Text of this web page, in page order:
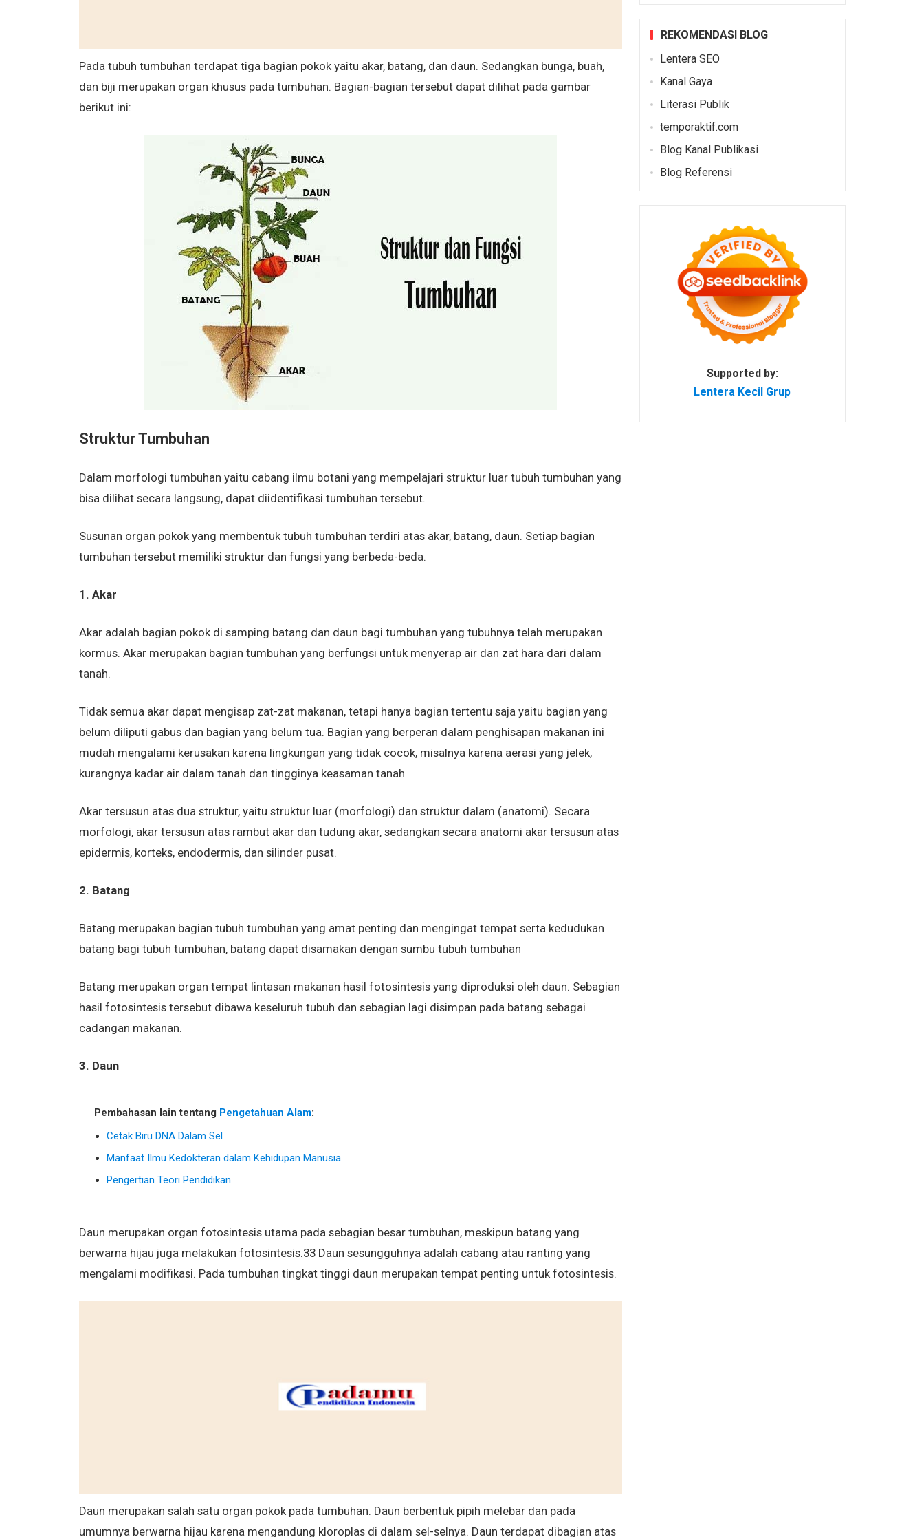
Pada tubuh tumbuhan terdapat tiga bagian pokok yaitu akar, batang, dan daun. Sedangkan bunga, buah,
dan biji merupakan organ khusus pada tumbuhan. Bagian-bagian tersebut dapat dilihat pada gambar
berikut ini:
Struktur Tumbuhan
Dalam morfologi tumbuhan yaitu cabang ilmu botani yang mempelajari struktur luar tubuh tumbuhan yang
bisa dilihat secara langsung, dapat diidentifikasi tumbuhan tersebut.
Susunan organ pokok yang membentuk tubuh tumbuhan terdiri atas akar, batang, daun. Setiap bagian
tumbuhan tersebut memiliki struktur dan fungsi yang berbeda-beda.
1. Akar
Akar adalah bagian pokok di samping batang dan daun bagi tumbuhan yang tubuhnya telah merupakan
kormus. Akar merupakan bagian tumbuhan yang berfungsi untuk menyerap air dan zat hara dari dalam
tanah.
Tidak semua akar dapat mengisap zat-zat makanan, tetapi hanya bagian tertentu saja yaitu bagian yang
belum diliputi gabus dan bagian yang belum tua. Bagian yang berperan dalam penghisapan makanan ini
mudah mengalami kerusakan karena lingkungan yang tidak cocok, misalnya karena aerasi yang jelek,
kurangnya kadar air dalam tanah dan tingginya keasaman tanah
Akar tersusun atas dua struktur, yaitu struktur luar (morfologi) dan struktur dalam (anatomi). Secara
morfologi, akar tersusun atas rambut akar dan tudung akar, sedangkan secara anatomi akar tersusun atas
epidermis, korteks, endodermis, dan silinder pusat.
2. Batang
Batang merupakan bagian tubuh tumbuhan yang amat penting dan mengingat tempat serta kedudukan
batang bagi tubuh tumbuhan, batang dapat disamakan dengan sumbu tubuh tumbuhan
Batang merupakan organ tempat lintasan makanan hasil fotosintesis yang diproduksi oleh daun. Sebagian
hasil fotosintesis tersebut dibawa keseluruh tubuh dan sebagian lagi disimpan pada batang sebagai
cadangan makanan.
3. Daun
Pembahasan lain tentang Pengetahuan Alam:
Cetak Biru DNA Dalam Sel
Manfaat Ilmu Kedokteran dalam Kehidupan Manusia
Pengertian Teori Pendidikan
Daun merupakan organ fotosintesis utama pada sebagian besar tumbuhan, meskipun batang yang
berwarna hijau juga melakukan fotosintesis.33 Daun sesungguhnya adalah cabang atau ranting yang
mengalami modifikasi. Pada tumbuhan tingkat tinggi daun merupakan tempat penting untuk fotosintesis.
Daun merupakan salah satu organ pokok pada tumbuhan. Daun berbentuk pipih melebar dan pada
umumnya berwarna hijau karena mengandung kloroplas di dalam sel-selnya. Daun terdapat dibagian atas
REKOMENDASI BLOG
Lentera SEO
Kanal Gaya
Literasi Publik
temporaktif.com
Blog Kanal Publikasi
Blog Referensi
Supported by:
Lentera Kecil Grup